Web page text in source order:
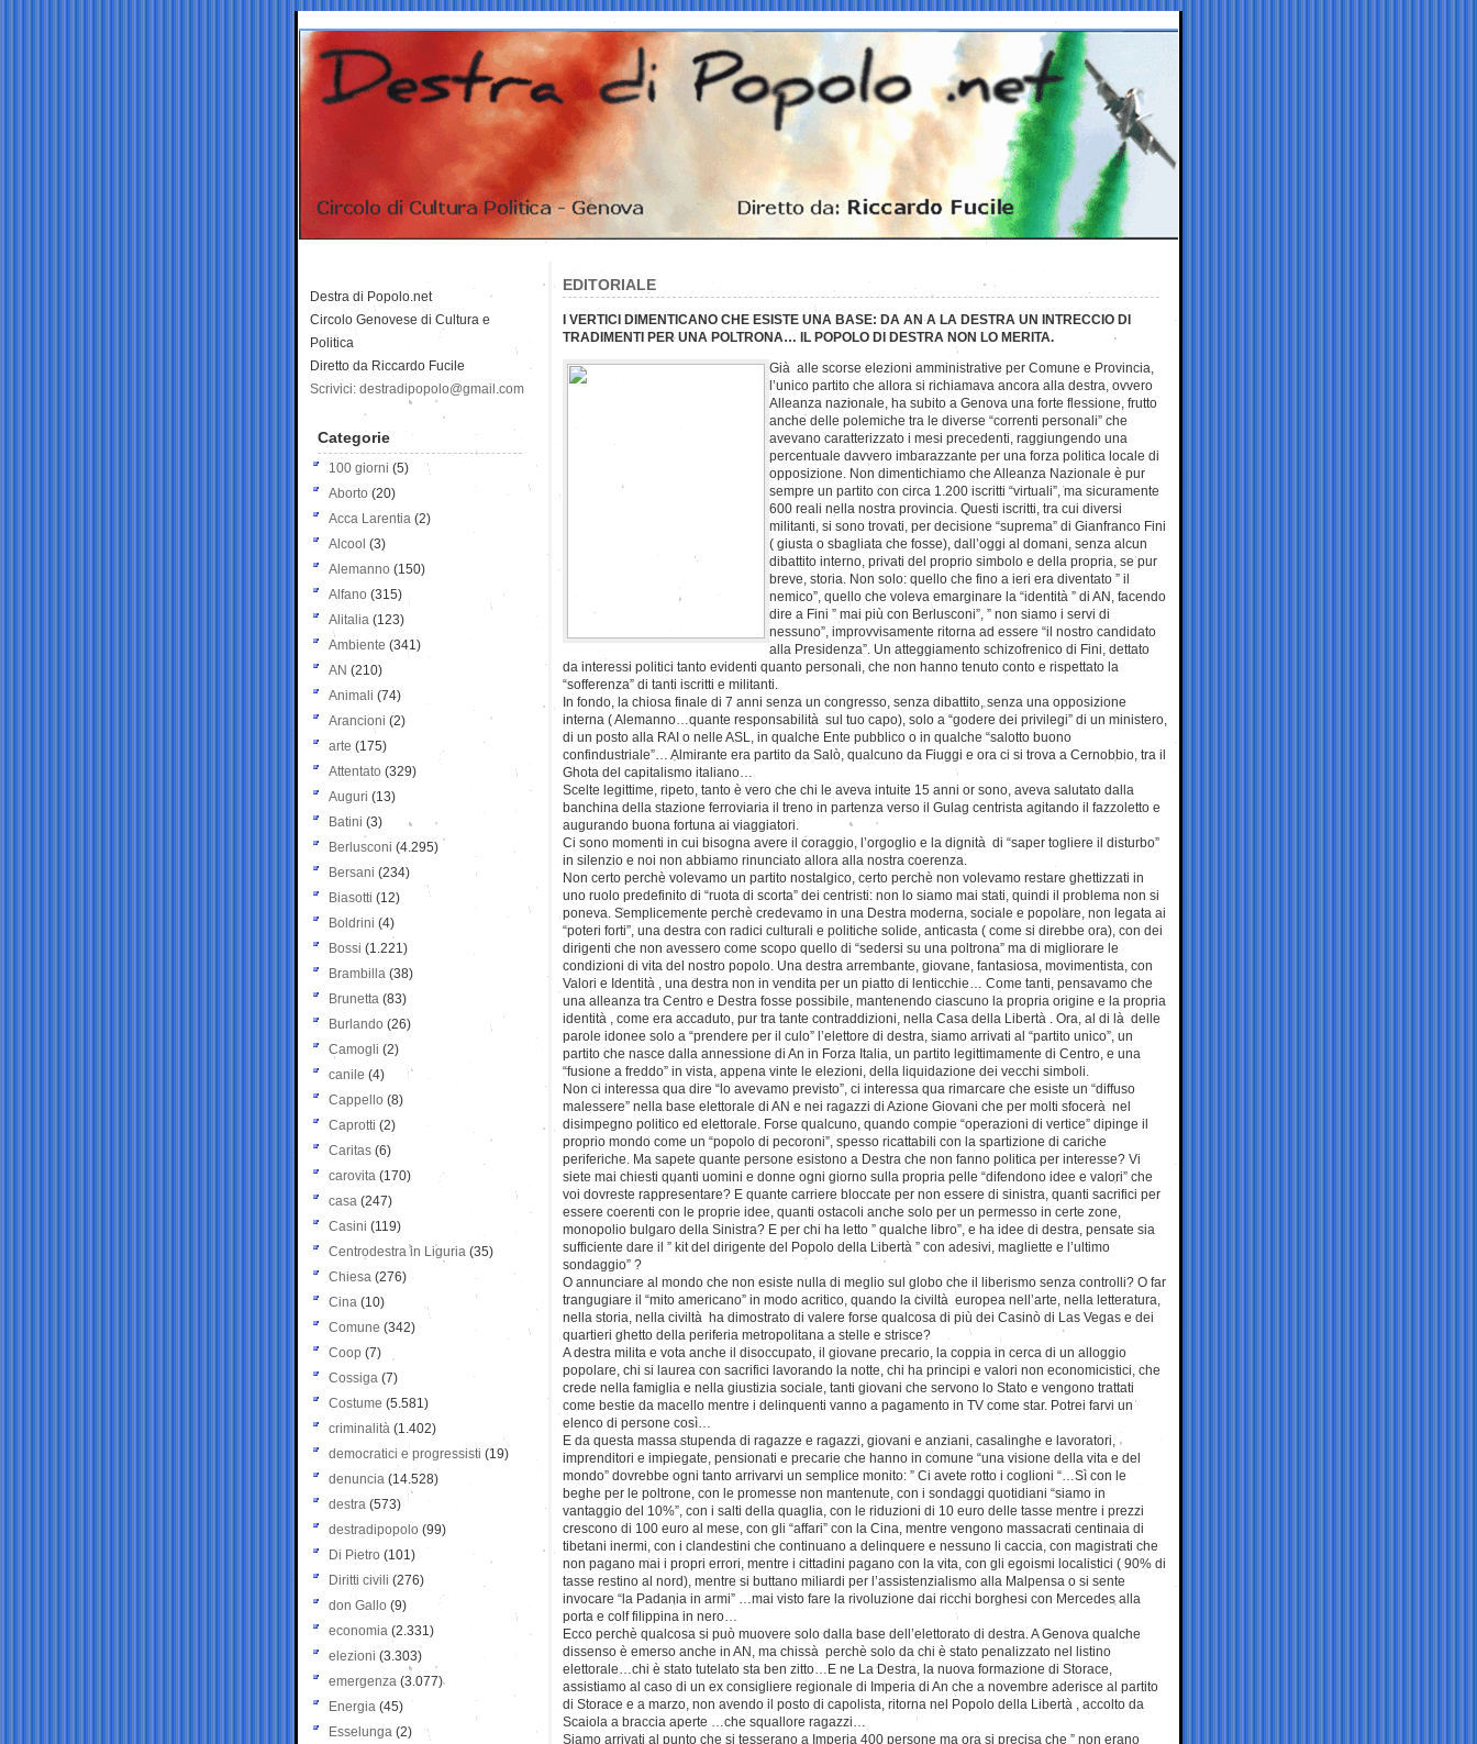
EDITORIALE
I VERTICI DIMENTICANO CHE ESISTE UNA BASE: DA AN A LA DESTRA UN INTRECCIO DI
TRADIMENTI PER UNA POLTRONA… IL POPOLO DI DESTRA NON LO MERITA.
Già alle scorse elezioni amministrative per Comune e Provincia,
l’unico partito che allora si richiamava ancora alla destra, ovvero
Alleanza nazionale, ha subito a Genova una forte flessione, frutto
anche delle polemiche tra le diverse “correnti personali” che
avevano caratterizzato i mesi precedenti, raggiungendo una
percentuale davvero imbarazzante per una forza politica locale di
opposizione. Non dimentichiamo che Alleanza Nazionale è pur
sempre un partito con circa 1.200 iscritti “virtuali”, ma sicuramente
600 reali nella nostra provincia. Questi iscritti, tra cui diversi
militanti, si sono trovati, per decisione “suprema” di Gianfranco Fini
( giusta o sbagliata che fosse), dall’oggi al domani, senza alcun
dibattito interno, privati del proprio simbolo e della propria, se pur
breve, storia. Non solo: quello che fino a ieri era diventato ” il
nemico”, quello che voleva emarginare la “identità ” di AN, facendo
dire a Fini ” mai più con Berlusconi”, ” non siamo i servi di
nessuno”, improvvisamente ritorna ad essere “il nostro candidato
alla Presidenza”. Un atteggiamento schizofrenico di Fini, dettato
da interessi politici tanto evidenti quanto personali, che non hanno tenuto conto e rispettato la
“sofferenza” di tanti iscritti e militanti.
In fondo, la chiosa finale di 7 anni senza un congresso, senza dibattito, senza una opposizione
interna ( Alemanno…quante responsabilità sul tuo capo), solo a “godere dei privilegi” di un ministero,
di un posto alla RAI o nelle ASL, in qualche Ente pubblico o in qualche “salotto buono
confindustriale”… Almirante era partito da Salò, qualcuno da Fiuggi e ora ci si trova a Cernobbio, tra il
Ghota del capitalismo italiano…
Scelte legittime, ripeto, tanto è vero che chi le aveva intuite 15 anni or sono, aveva salutato dalla
banchina della stazione ferroviaria il treno in partenza verso il Gulag centrista agitando il fazzoletto e
augurando buona fortuna ai viaggiatori.
Ci sono momenti in cui bisogna avere il coraggio, l’orgoglio e la dignità di “saper togliere il disturbo”
in silenzio e noi non abbiamo rinunciato allora alla nostra coerenza.
Non certo perchè volevamo un partito nostalgico, certo perchè non volevamo restare ghettizzati in
uno ruolo predefinito di “ruota di scorta” dei centristi: non lo siamo mai stati, quindi il problema non si
poneva. Semplicemente perchè credevamo in una Destra moderna, sociale e popolare, non legata ai
“poteri forti”, una destra con radici culturali e politiche solide, anticasta ( come si direbbe ora), con dei
dirigenti che non avessero come scopo quello di “sedersi su una poltrona” ma di migliorare le
condizioni di vita del nostro popolo. Una destra arrembante, giovane, fantasiosa, movimentista, con
Valori e Identità , una destra non in vendita per un piatto di lenticchie… Come tanti, pensavamo che
una alleanza tra Centro e Destra fosse possibile, mantenendo ciascuno la propria origine e la propria
identità , come era accaduto, pur tra tante contraddizioni, nella Casa della Libertà . Ora, al di là delle
parole idonee solo a “prendere per il culo” l’elettore di destra, siamo arrivati al “partito unico”, un
partito che nasce dalla annessione di An in Forza Italia, un partito legittimamente di Centro, e una
“fusione a freddo” in vista, appena vinte le elezioni, della liquidazione dei vecchi simboli.
Non ci interessa qua dire “lo avevamo previsto”, ci interessa qua rimarcare che esiste un “diffuso
malessere” nella base elettorale di AN e nei ragazzi di Azione Giovani che per molti sfocerà nel
disimpegno politico ed elettorale. Forse qualcuno, quando compie “operazioni di vertice” dipinge il
proprio mondo come un “popolo di pecoroni”, spesso ricattabili con la spartizione di cariche
periferiche. Ma sapete quante persone esistono a Destra che non fanno politica per interesse? Vi
siete mai chiesti quanti uomini e donne ogni giorno sulla propria pelle “difendono idee e valori” che
voi dovreste rappresentare? E quante carriere bloccate per non essere di sinistra, quanti sacrifici per
essere coerenti con le proprie idee, quanti ostacoli anche solo per un permesso in certe zone,
monopolio bulgaro della Sinistra? E per chi ha letto ” qualche libro”, e ha idee di destra, pensate sia
sufficiente dare il ” kit del dirigente del Popolo della Libertà ” con adesivi, magliette e l’ultimo
sondaggio” ?
O annunciare al mondo che non esiste nulla di meglio sul globo che il liberismo senza controlli? O far
trangugiare il “mito americano” in modo acritico, quando la civiltà europea nell’arte, nella letteratura,
nella storia, nella civiltà ha dimostrato di valere forse qualcosa di più dei Casinò di Las Vegas e dei
quartieri ghetto della periferia metropolitana a stelle e strisce?
A destra milita e vota anche il disoccupato, il giovane precario, la coppia in cerca di un alloggio
popolare, chi si laurea con sacrifici lavorando la notte, chi ha principi e valori non economicistici, che
crede nella famiglia e nella giustizia sociale, tanti giovani che servono lo Stato e vengono trattati
come bestie da macello mentre i delinquenti vanno a pagamento in TV come star. Potrei farvi un
elenco di persone così…
E da questa massa stupenda di ragazze e ragazzi, giovani e anziani, casalinghe e lavoratori,
imprenditori e impiegate, pensionati e precarie che hanno in comune “una visione della vita e del
mondo” dovrebbe ogni tanto arrivarvi un semplice monito: ” Ci avete rotto i coglioni “…Sì con le
beghe per le poltrone, con le promesse non mantenute, con i sondaggi quotidiani “siamo in
vantaggio del 10%”, con i salti della quaglia, con le riduzioni di 10 euro delle tasse mentre i prezzi
crescono di 100 euro al mese, con gli “affari” con la Cina, mentre vengono massacrati centinaia di
tibetani inermi, con i clandestini che continuano a delinquere e nessuno li caccia, con magistrati che
non pagano mai i propri errori, mentre i cittadini pagano con la vita, con gli egoismi localistici ( 90% di
tasse restino al nord), mentre si buttano miliardi per l’assistenzialismo alla Malpensa o si sente
invocare “la Padania in armi” …mai visto fare la rivoluzione dai ricchi borghesi con Mercedes alla
porta e colf filippina in nero…
Ecco perchè qualcosa si può muovere solo dalla base dell’elettorato di destra. A Genova qualche
dissenso è emerso anche in AN, ma chissà perchè solo da chi è stato penalizzato nel listino
elettorale…chi è stato tutelato sta ben zitto…E ne La Destra, la nuova formazione di Storace,
assistiamo al caso di un ex consigliere regionale di Imperia di An che a novembre aderisce al partito
di Storace e a marzo, non avendo il posto di capolista, ritorna nel Popolo della Libertà , accolto da
Scaiola a braccia aperte …che squallore ragazzi…
Siamo arrivati al punto che si tesserano a Imperia 400 persone ma ora si precisa che ” non erano
Destra di Popolo.net
Circolo Genovese di Cultura e
Politica
Diretto da Riccardo Fucile
Scrivici: destradipopolo@gmail.com
Categorie
100 giorni (5)
Aborto (20)
Acca Larentia (2)
Alcool (3)
Alemanno (150)
Alfano (315)
Alitalia (123)
Ambiente (341)
AN (210)
Animali (74)
Arancioni (2)
arte (175)
Attentato (329)
Auguri (13)
Batini (3)
Berlusconi (4.295)
Bersani (234)
Biasotti (12)
Boldrini (4)
Bossi (1.221)
Brambilla (38)
Brunetta (83)
Burlando (26)
Camogli (2)
canile (4)
Cappello (8)
Caprotti (2)
Caritas (6)
carovita (170)
casa (247)
Casini (119)
Centrodestra in Liguria (35)
Chiesa (276)
Cina (10)
Comune (342)
Coop (7)
Cossiga (7)
Costume (5.581)
criminalità (1.402)
democratici e progressisti (19)
denuncia (14.528)
destra (573)
destradipopolo (99)
Di Pietro (101)
Diritti civili (276)
don Gallo (9)
economia (2.331)
elezioni (3.303)
emergenza (3.077)
Energia (45)
Esselunga (2)